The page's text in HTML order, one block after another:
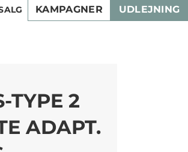
KAMPAGNER UDLEJNING
TYPE 2
ADAPT.